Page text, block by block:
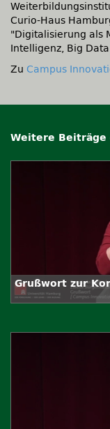
Curio-Haus
Digitalisierung als
Intelligenz, Big
Zu Campus
Weitere Beiträge
Grußwort zur